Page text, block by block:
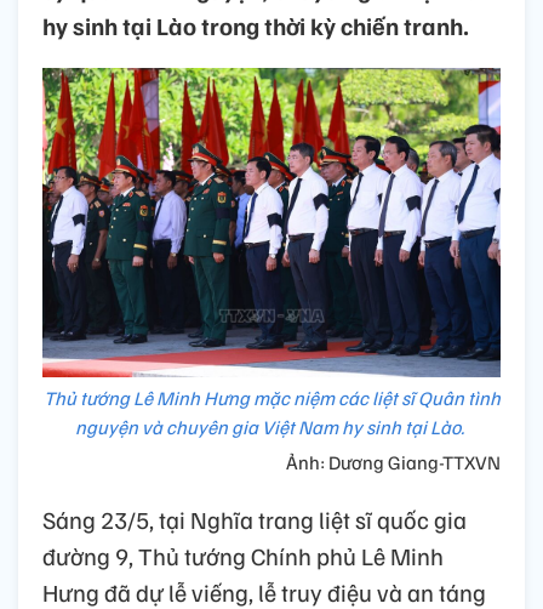
hy sinh tại Lào trong thời kỳ chiến tranh.
Thủ tướng Lê Minh Hưng mặc niệm các liệt sĩ Quân tình
nguyện và chuyên gia Việt Nam hy sinh tại Lào.
Ảnh: Dương Giang-TTXVN
Sáng 23/5, tại Nghĩa trang liệt sĩ quốc gia
đường 9, Thủ tướng Chính phủ Lê Minh
Hưng đã dự lễ viếng, lễ truy điệu và an táng